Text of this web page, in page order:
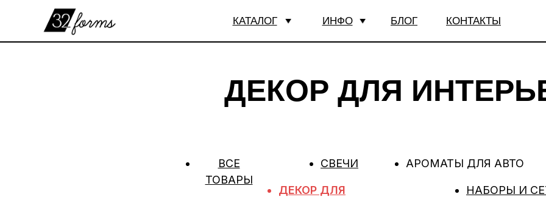
КАТАЛОГ ИНФО БЛОГ КОНТАКТЫ
ДЕКОР ДЛЯ
СВЕЧИ
ВСЕ
ТОВАРЫ
АРОМАТЫ ДЛЯ АВТО
НАБОРЫ И
ДЕКОР ДЛЯ